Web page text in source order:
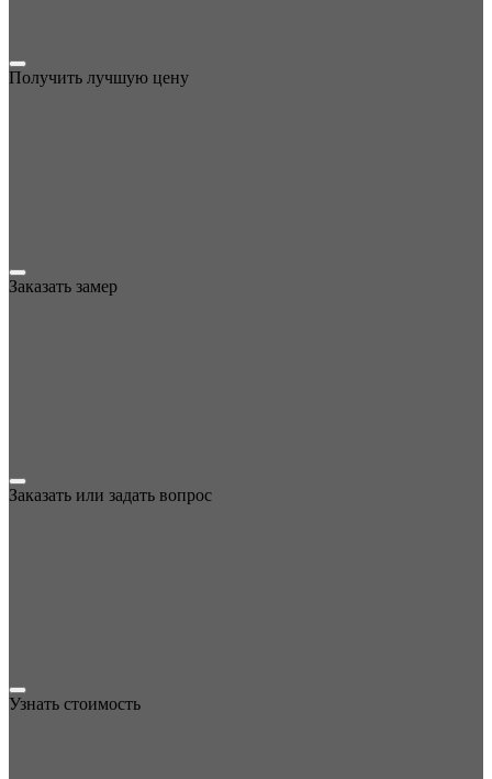
Получить лучшую цену
Заказать замер
Заказать или задать вопрос
Узнать стоимость